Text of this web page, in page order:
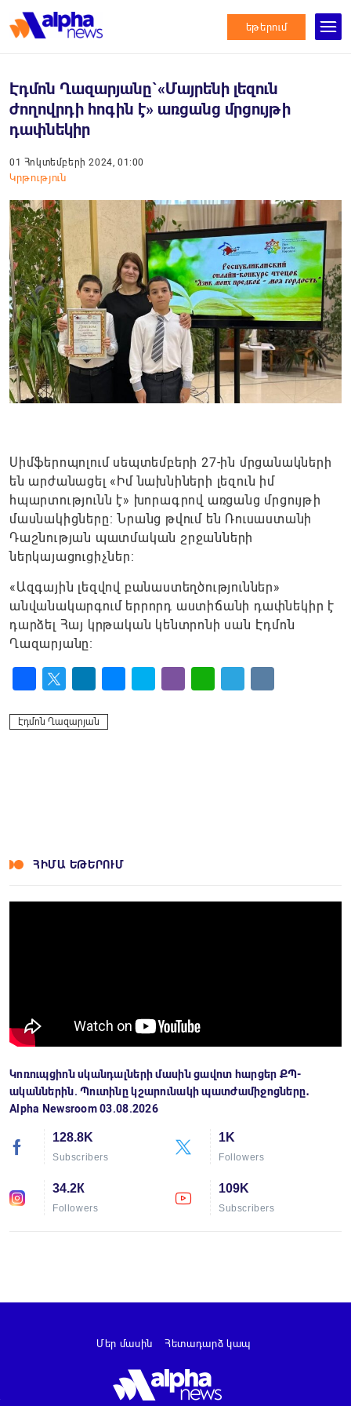
եթերում
Էդմոն Ղազարյանը`«Մայրենի լեզուն
ժողովրդի հոգին է» առցանց մրցույթի
դափնեկիր
01 Հոկտեմբերի 2024, 01:00
Կրթություն
Սիմֆերոպոլում սեպտեմբերի 27-ին մրցանակների
են արժանացել «Իմ նախնիների լեզուն իմ
հպարտությունն է» խորագրով առցանց մրցույթի
մասնակիցները։ Նրանց թվում են Ռուսաստանի
Դաշնության պատմական շրջանների
ներկայացուցիչներ։
«Ազգային լեզվով բանաստեղծություններ»
անվանակարգում երրորդ աստիճանի դափնեկիր է
դարձել Հայ կրթական կենտրոնի սան Էդմոն
Ղազարյանը։
Էդմոն Ղազարյան
ՀԻՄԱ ԵԹԵՐՈՒՄ
Կոռուպցիոն սկանդալների մասին ցավոտ հարցեր ՔՊ-
ականներին. Պուտինը կշարունակի պատժամիջոցները․
Alpha Newsroom 03.08.2026
128.8K
Subscribers
1K
Followers
34.2К
Followers
109K
Subscribers
Մեր մասին Հետադարձ կապ